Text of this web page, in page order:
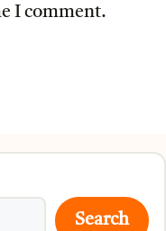
I comment.
Search